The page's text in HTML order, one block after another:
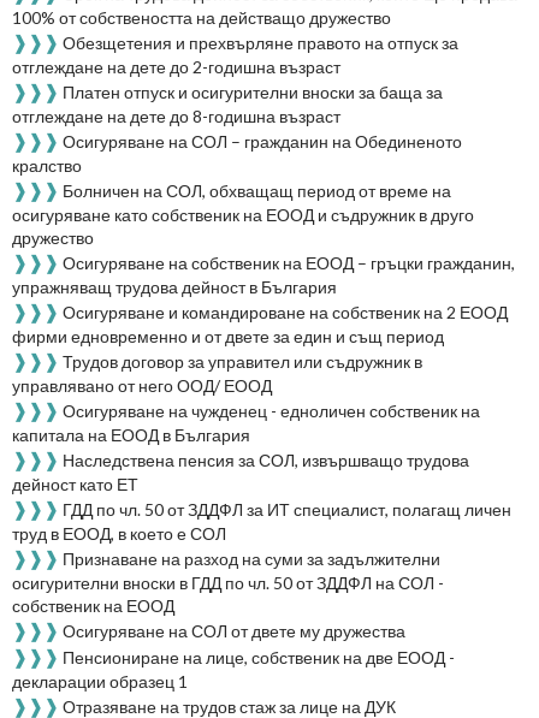
100% от собствеността на действащо дружество
❱❱❱ Обезщетения и прехвърляне правото на отпуск за
отглеждане на дете до 2-годишна възраст
❱❱❱ Платен отпуск и осигурителни вноски за баща за
отглеждане на дете до 8-годишна възраст
❱❱❱ Осигуряване на СОЛ – гражданин на Обединеното
кралство
❱❱❱ Болничен на СОЛ, обхващащ период от време на
осигуряване като собственик на ЕООД и съдружник в друго
дружество
❱❱❱ Осигуряване на собственик на ЕООД – гръцки гражданин,
упражняващ трудова дейност в България
❱❱❱ Осигуряване и командироване на собственик на 2 ЕООД
фирми едновременно и от двете за един и същ период
❱❱❱ Трудов договор за управител или съдружник в
управлявано от него ООД/ ЕООД
❱❱❱ Осигуряване на чужденец - едноличен собственик на
капитала на ЕООД в България
❱❱❱ Наследствена пенсия за СОЛ, извършващо трудова
дейност като ЕТ
❱❱❱ ГДД по чл. 50 от ЗДДФЛ за ИТ специалист, полагащ личен
труд в ЕООД, в което е СОЛ
❱❱❱ Признаване на разход на суми за задължителни
осигурителни вноски в ГДД по чл. 50 от ЗДДФЛ на СОЛ -
собственик на ЕООД
❱❱❱ Осигуряване на СОЛ от двете му дружества
❱❱❱ Пенсиониране на лице, собственик на две ЕООД -
декларации образец 1
❱❱❱ Отразяване на трудов стаж за лице на ДУК